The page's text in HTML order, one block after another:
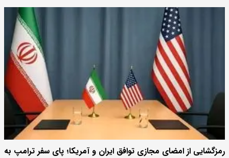
رمزگشایی از امضای مجازی توافق ایران و آمریکا؛ پای سفر ترامپ به